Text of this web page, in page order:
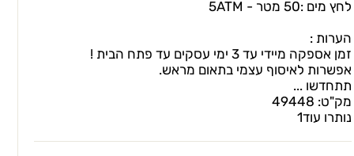
לחץ מים :50 מטר - 5ATM
הערות :
זמן אספקה מיידי עד 3 ימי עסקים עד פתח הבית !
אפשרות לאיסוף עצמי בתאום מראש.
תתחדשו ...
מק"ט: 49448
נותרו עוד1